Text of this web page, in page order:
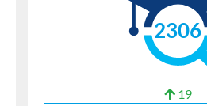
2306
19